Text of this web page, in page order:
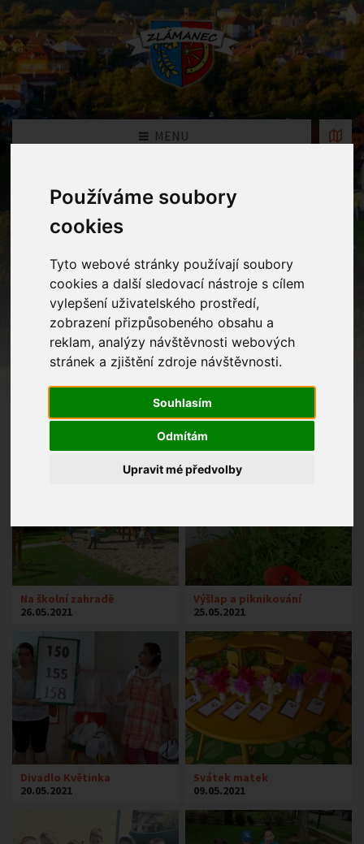
Používáme soubory
cookies
Tyto webové stránky používají soubory
cookies a další sledovací nástroje s cílem
vylepšení uživatelského prostředí,
zobrazení přizpůsobeného obsahu a
reklam, analýzy návštěvnosti webových
stránek a zjištění zdroje návštěvnosti.
Souhlasím
Odmítám
Upravit mé předvolby
MENU
Fotogalerie
Na školní zahradě
26.05.2021
Výšlap a piknikování
25.05.2021
Divadlo Květinka
20.05.2021
Svátek matek
09.05.2021